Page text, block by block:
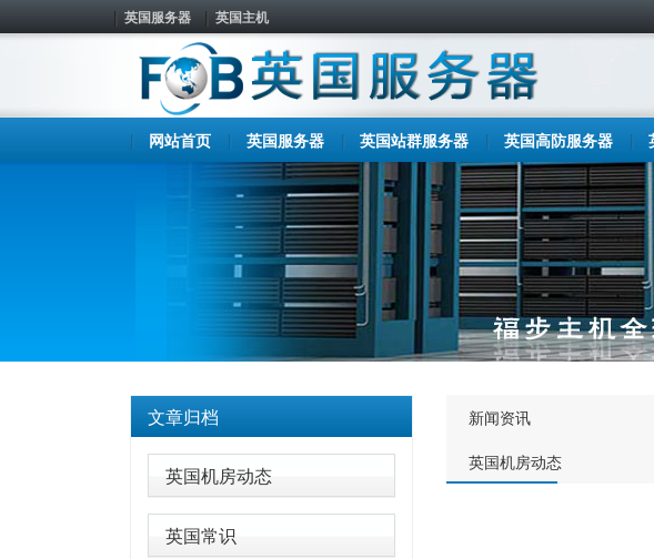
英国服务器 英国主机
网站首页 英国服务器 英国站群服务器 英国高防服务器
文章归档
英国机房动态
英国常识
新闻资讯
英国机房动态